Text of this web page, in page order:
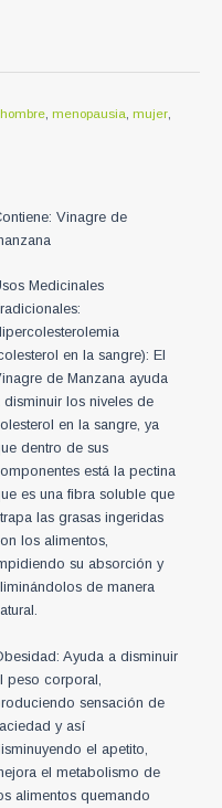
hombre menopausia mujer
Vinagre de
Medicinales
en la sangre): El
de Manzana ayuda
disminuir los niveles de
en la sangre, ya
dentro de sus
está la pectina
es una fibra soluble que
las grasas ingeridas
los alimentos,
su absorción y
de manera
Ayuda a disminuir
peso corporal,
sensación de
y así
el apetito,
el metabolismo de
alimentos quemando